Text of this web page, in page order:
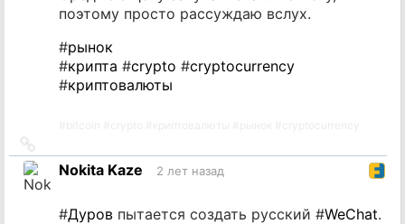
поэтому просто рассуждаю вслух.
#рынок
#крипта #crypto #cryptocurrency
#криптовалюты
на
источник
Nokita Kaze 2 лет назад
#Дуров пытается создать русский #WeChat.